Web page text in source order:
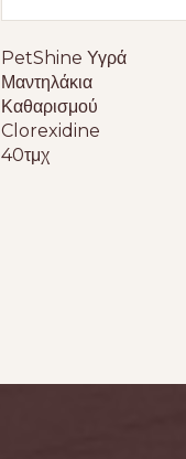
PetShine Υγρά
Μαντηλάκια
Καθαρισμού
Clorexidine
40τμχ